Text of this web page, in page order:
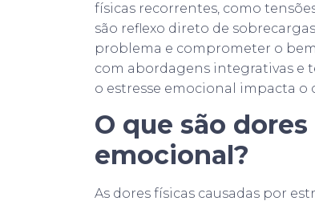
físicas recorrentes, como
são reflexo direto de
problema e comprometer o
com abordagens integrativas e
o estresse emocional impacta o
O que são
emocional?
As dores físicas causadas por